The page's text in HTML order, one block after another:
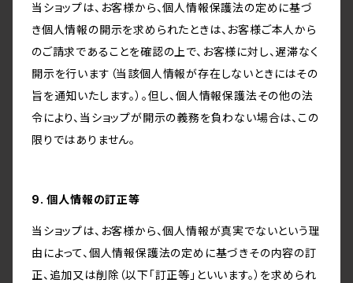
当ショップは、お客様から、個人情報保護法の定めに基づ
き個人情報の開示を求められたときは、お客様ご本人から
のご請求であることを確認の上で、お客様に対し、遅滞なく
開示を行います（当該個人情報が存在しないときにはその
旨を通知いたします。）。但し、個人情報保護法その他の法
令により、当ショップが開示の義務を負わない場合は、この
限りではありません。
9. 個人情報の訂正等
当ショップは、お客様から、個人情報が真実でないという理
由によって、個人情報保護法の定めに基づきその内容の訂
正、追加又は削除（以下「訂正等」といいます。）を求められ